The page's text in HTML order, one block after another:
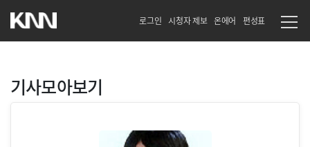
로그인 시청자 제보 온에어 편성표
기사모아보기